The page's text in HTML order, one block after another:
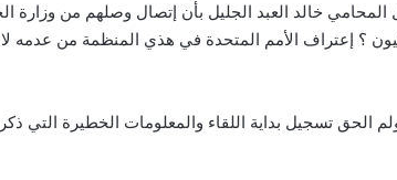
خالد العبد الجليل بأن إتصال وصلهم من وزارة
؟ إعتراف الأمم المتحدة في هذي المنظمة من عدمه
الحق تسجيل بداية اللقاء والمعلومات الخطيرة التي